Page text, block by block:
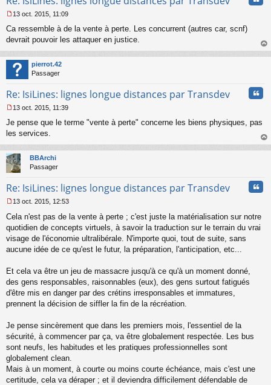
e
s
a
g
e
o
l
u
13 oct. 2015, 11:09
Ca ressemble à de la vente à perte. Les concurrent (autres car, scnf)
devrait pouvoir les attaquer en justice.
au
pierrot.42
Passager
Re: IsiLines: lignes longue distances par Transdev
e
s
a
g
e
o
l
u
13 oct. 2015, 11:39
Je pense que le terme "vente à perte" concerne les biens physiques, pas
les services.
au
BBArchi
Passager
Re: IsiLines: lignes longue distances par Transdev
e
s
g
n
o
n
u
13 oct. 2015, 12:53
Cela n'est pas de la vente à perte ; c'est juste la matérialisation sur notre
quotidien de concepts virtuels, à savoir la traduction sur le terrain du vrai
visage de l'économie ultralibérale. N'importe quoi, tout de suite, sans
aucune idée de ce qu'est le futur, la préparation, l'anticipation, etc...
Et cela va être un jeu de massacre jusqu'à ce qu'à un moment donné,
des gens responsables, raisonnables (eux), des gens surtout fatigués
d'être mis en danger par des crétins irresponsables et immatures,
prennent la décision de siffler la fin de la récréation.
Je pense sincèrement que dans les premiers mois, l'essentiel de la
sécurité, à commencer par ça, va être globalement respectée. Les bus
sont neufs, les habitudes et les pratiques professionnelles sont
globalement clean.
Mais à un moment, à courte ou moins courte échéance, mais c'est une
certitude, cela va déraper ; et il deviendra difficilement défendable de